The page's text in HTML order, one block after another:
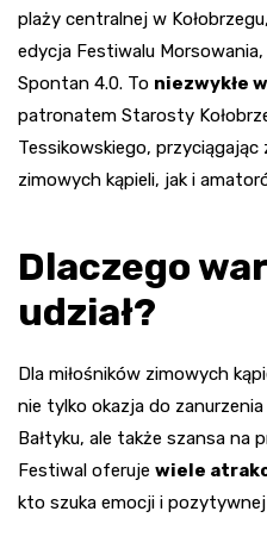
plaży centralnej w
edycja Festiwalu
Spontan 4.0. To niezwykłe
patronatem Starosty
Tessikowskiego,
zimowych kąpieli, jak i
Dlaczego
udział?
Dla miłośników zimowych
nie tylko okazja do
Bałtyku, ale także szansa na
Festiwal oferuje wiele
kto szuka emocji i pozytywnej